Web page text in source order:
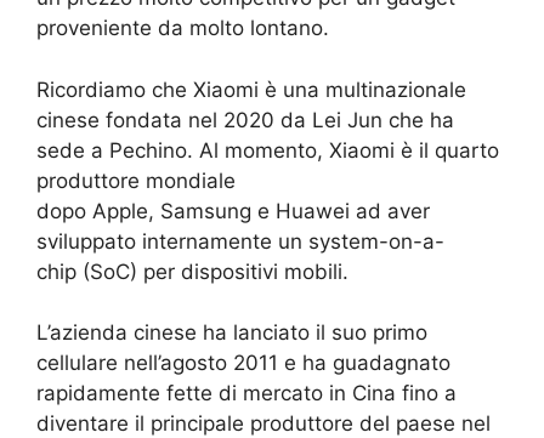
proveniente da molto lontano.
Ricordiamo che Xiaomi è una multinazionale
cinese fondata nel 2020 da Lei Jun che ha
sede a Pechino. Al momento, Xiaomi è il quarto
produttore mondiale
dopo Apple, Samsung e Huawei ad aver
sviluppato internamente un system-on-a-
chip (SoC) per dispositivi mobili.
L’azienda cinese ha lanciato il suo primo
cellulare nell’agosto 2011 e ha guadagnato
rapidamente fette di mercato in Cina fino a
diventare il principale produttore del paese nel